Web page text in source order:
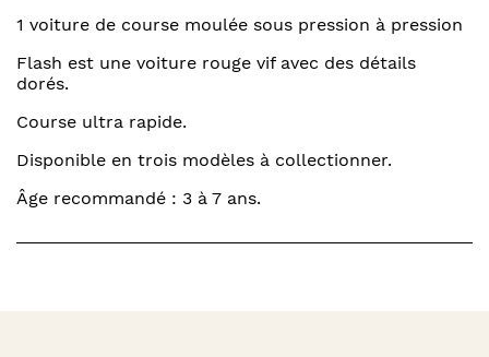
1 voiture de course moulée sous pression à pression
Flash est une voiture rouge vif avec des détails
dorés.
Course ultra rapide.
Disponible en trois modèles à collectionner.
Âge recommandé : 3 à 7 ans.